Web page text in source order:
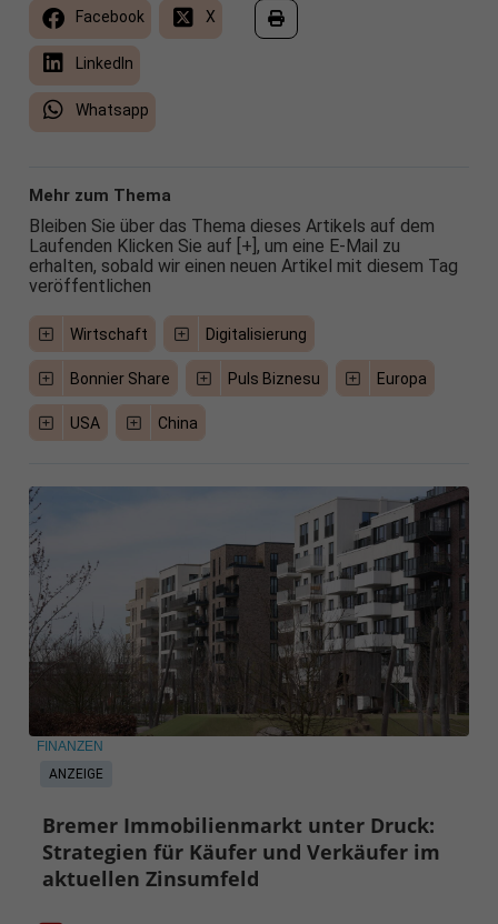
Facebook X
LinkedIn
Whatsapp
Mehr zum Thema
Bleiben Sie über das Thema dieses Artikels auf dem
Laufenden Klicken Sie auf [+], um eine E-Mail zu
erhalten, sobald wir einen neuen Artikel mit diesem Tag
veröffentlichen
Wirtschaft Digitalisierung
Bonnier Share Puls Biznesu Europa
USA China
ANZEIGE
FINANZEN
Bremer Immobilienmarkt unter Druck:
Strategien für Käufer und Verkäufer im
aktuellen Zinsumfeld